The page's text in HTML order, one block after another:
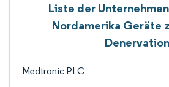
Liste der
Nordamerika Geräte
Denervation
Medtronic PLC